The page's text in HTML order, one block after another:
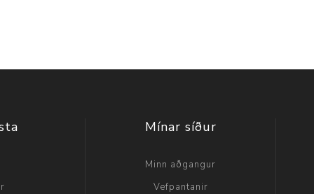
Mínar síður
Minn aðgangur
Vefpantanir